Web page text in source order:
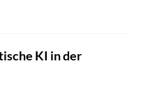
KI in der